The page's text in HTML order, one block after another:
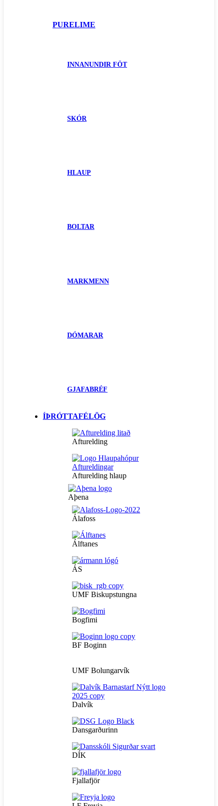
PURELIME
INNANUNDIR FÖT
SKÓR
HLAUP
BOLTAR
MARKMENN
DÓMARAR
GJAFABRÉF
ÍÞRÓTTAFÉLÖG
Afturelding
Afturelding hlaup
Aþena
Álafoss
Álftanes
ÁS
UMF Biskupstungna
Bogfimi
BF Boginn
UMF Bolungarvík
Dalvík
Dansgarðurinn
DÍK
Fjallafjör